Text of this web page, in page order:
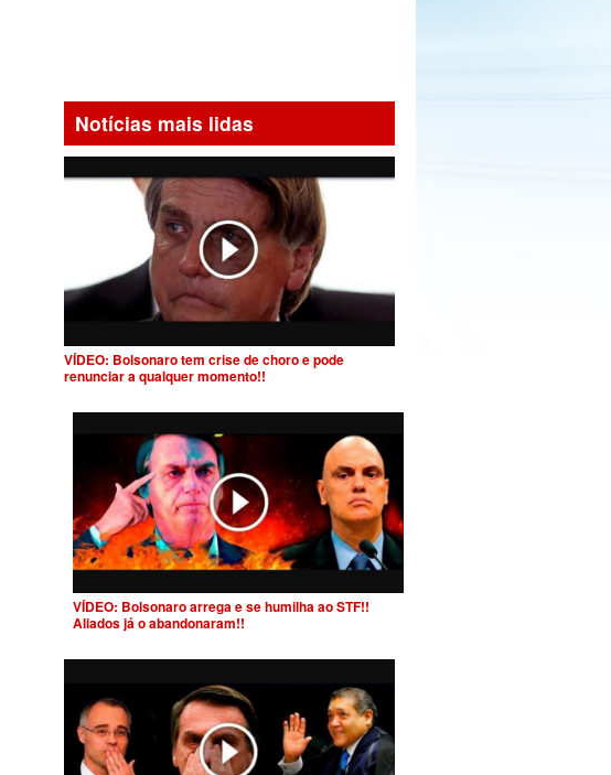
Notícias mais lidas
VÍDEO: Bolsonaro tem crise de choro e pode
renunciar a qualquer momento!!
VÍDEO: Bolsonaro arrega e se humilha ao STF!!
Aliados já o abandonaram!!